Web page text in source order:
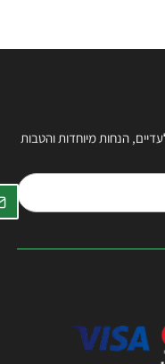
הנחות מיוחדות והטבות